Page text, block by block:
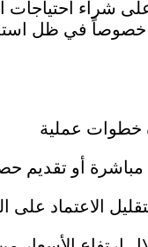
على شراء
خصوصاً في ظل